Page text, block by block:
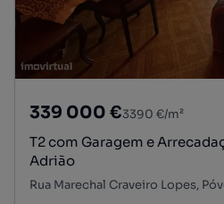
339 000 €3390 €/m²
T2 com Garagem e
Adrião